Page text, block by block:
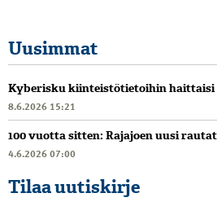
Uusimmat
Kyberisku kiinteistötietoihin haittaisi
8.6.2026 15:21
100 vuotta sitten: Rajajoen uusi
4.6.2026 07:00
Tilaa uutiskirje